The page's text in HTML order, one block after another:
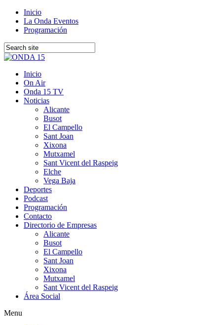
Inicio
La Onda Eventos
Programación
Inicio
On Air
Onda 15 TV
Noticias
Alicante
Busot
El Campello
Sant Joan
Xixona
Mutxamel
Sant Vicent del Raspeig
Elche
Vega Baja
Deportes
Podcast
Programación
Contacto
Directorio de Empresas
Alicante
Busot
El Campello
Sant Joan
Xixona
Mutxamel
Sant Vicent del Raspeig
Área Social
Menu